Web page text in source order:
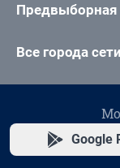
Предвыборная
Все города сети
Google